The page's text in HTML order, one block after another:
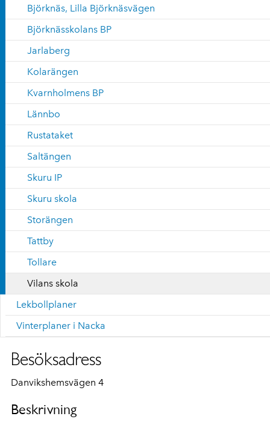
Björknäs, Lilla Björknäsvägen
Björknässkolans BP
Jarlaberg
Kolarängen
Kvarnholmens BP
Lännbo
Rustataket
Saltängen
Skuru IP
Skuru skola
Storängen
Tattby
Tollare
Vilans skola
Lekbollplaner
Vinterplaner i Nacka
Besöksadress
Danvikshemsvägen 4
Beskrivning